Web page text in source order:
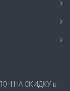
НА СКИДКУ в